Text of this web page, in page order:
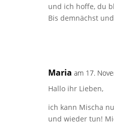
und ich hoffe, du
Bis demnächst
Maria am 17.
Hallo ihr Lieben,
ich kann Mischa
und wieder tun!